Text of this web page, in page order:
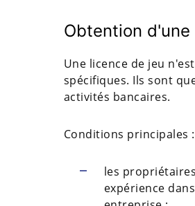
Obtention
Une licence de jeu
spécifiques. Ils sont
activités bancaires.
Conditions principales :
les
expérience